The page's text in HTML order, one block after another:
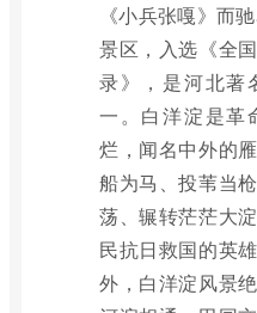
《小兵张嘎》而
景区，入选《全
录》，是河北著
一。白洋淀是革
烂，闻名中外的
船为马、投苇当
荡、辗转茫茫大
民抗日救国的英
外，白洋淀风景